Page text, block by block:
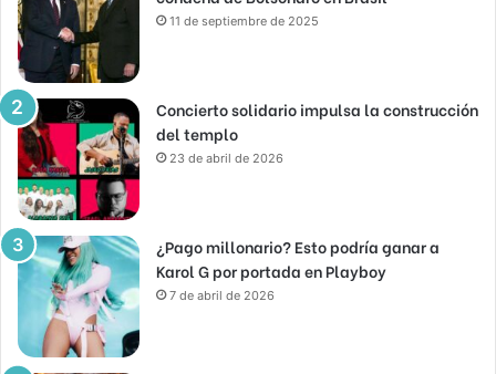
11 de septiembre de 2025
Concierto solidario impulsa la construcción
del templo
23 de abril de 2026
¿Pago millonario? Esto podría ganar a
Karol G por portada en Playboy
7 de abril de 2026